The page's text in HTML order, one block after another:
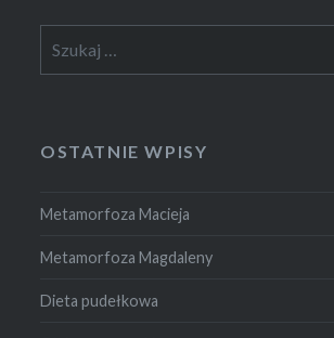
OSTATNIE WPISY
Metamorfoza Macieja
Metamorfoza Magdaleny
Dieta pudełkowa